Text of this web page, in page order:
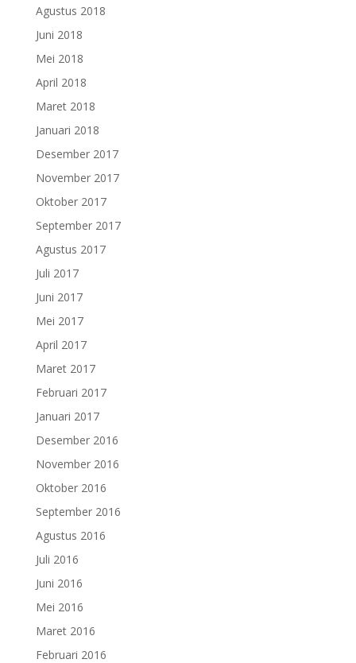
Agustus 2018
Juni 2018
Mei 2018
April 2018
Maret 2018
Januari 2018
Desember 2017
November 2017
Oktober 2017
September 2017
Agustus 2017
Juli 2017
Juni 2017
Mei 2017
April 2017
Maret 2017
Februari 2017
Januari 2017
Desember 2016
November 2016
Oktober 2016
September 2016
Agustus 2016
Juli 2016
Juni 2016
Mei 2016
Maret 2016
Februari 2016